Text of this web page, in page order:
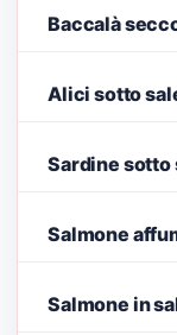
Baccalà
Alici sotto
Sardine sotto
Salmone
Salmone in